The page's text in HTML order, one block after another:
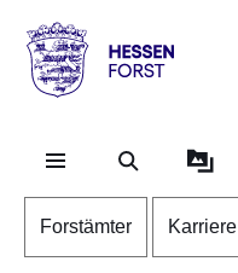
Hessen
Forst
Forstämter Karriere